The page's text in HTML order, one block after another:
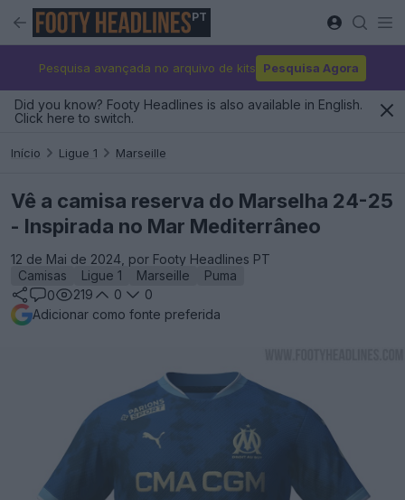
PT
Pesquisa avançada no arquivo de kits Pesquisa Agora
Did you know? Footy Headlines is also available in English.
Click here to switch.
Início Ligue 1 Marseille
Vê a camisa reserva do Marselha 24-25
- Inspirada no Mar Mediterrâneo
12 de Mai de 2024, por Footy Headlines PT
Camisas
Ligue 1 Marseille
Puma
0
219 0
0
Adicionar como fonte preferida